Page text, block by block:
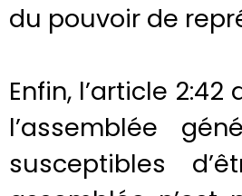
du pouvoir de
Enfin, l’article
l’assemblée
susceptibles